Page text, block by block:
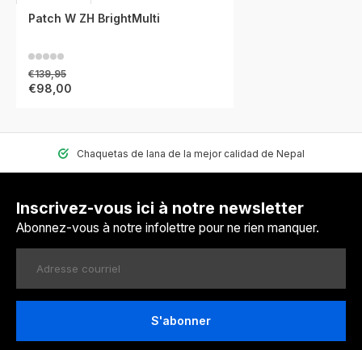
Patch W ZH BrightMulti
€139,95
€98,00
Chaquetas de lana de la mejor calidad de Nepal
Inscrivez-vous ici à notre newsletter
Abonnez-vous à notre infolettre pour ne rien manquer.
S'abonner